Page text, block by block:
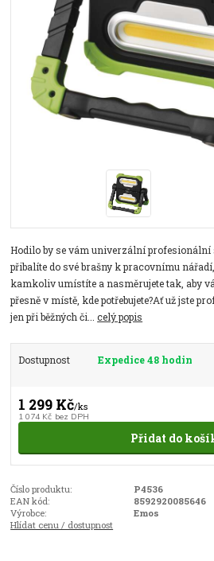
Hodilo by se vám univerzální
přibalíte do své brašny k pracovnímu
kamkoliv umístíte a nasměrujete tak, aby
přesně v místě, kde potřebujete?Ať už jste
jen při běžných či...celý popis
Dostupnost Expedice 48 hodin
1 299 Kč/ks
1 074 Kč bez DPH
Přidat do
Číslo produktu:
P4536
EAN kód:
8592920085646
Výrobce:
Emos
Hlídat cenu / dostupnost